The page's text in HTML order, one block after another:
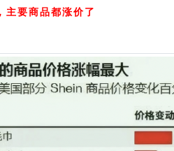
主要商品都涨价了